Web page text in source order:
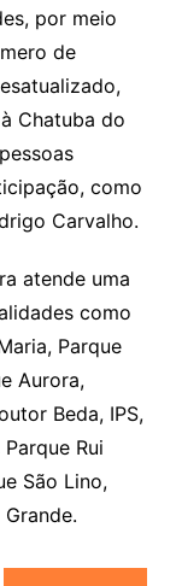
por meio
de
Chatuba do
como
Carvalho.
atende uma
como
Parque
Aurora,
Beda, IPS,
Rui
São Lino,